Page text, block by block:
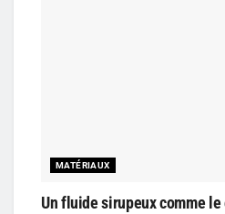
MATÉRIAUX
Un fluide sirupeux comme